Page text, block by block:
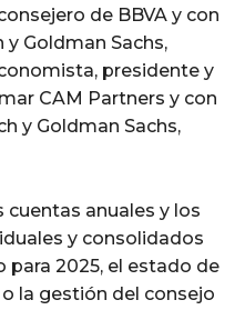
de BBVA y con
y Goldman Sachs,
presidente y
CAM Partners y con
y Goldman Sachs,
cuentas anuales y los
y consolidados
para 2025, el estado de
la gestión del consejo